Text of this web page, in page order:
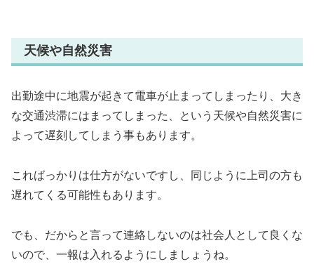
天候や自然災害
出勤途中に地震が起きて電車が止まってしまったり、大き
な交通渋滞にはまってしまった、という天候や自然災害に
よって遅刻してしまう事もあります。
こればっかりは仕方がないですし、同じように上司の方も
遅れてくる可能性もあります。
でも、だからと言って連絡しないのは社会人として良くな
いので、一報は入れるようにしましょうね。